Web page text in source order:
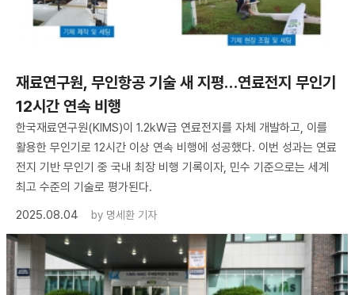
재료연구원, 무인항공 기술 새 지평…연료전지 무인기
12시간 연속 비행
한국재료연구원(KIMS)이 1.2kW급 연료전지를 자체 개발하고, 이를
활용한 무인기로 12시간 이상 연속 비행에 성공했다. 이번 성과는 연료
전지 기반 무인기 중 국내 최장 비행 기록이자, 민수 기준으로는 세계
최고 수준의 기술로 평가된다.
2025.08.04
by 명세환 기자